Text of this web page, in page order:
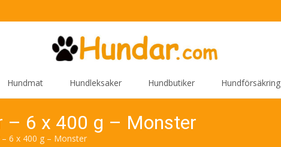
Hundmat Hundleksaker Hundbutiker Hundförsäkring
– 6 x 400 g – Monster
6 x 400 g – Monster